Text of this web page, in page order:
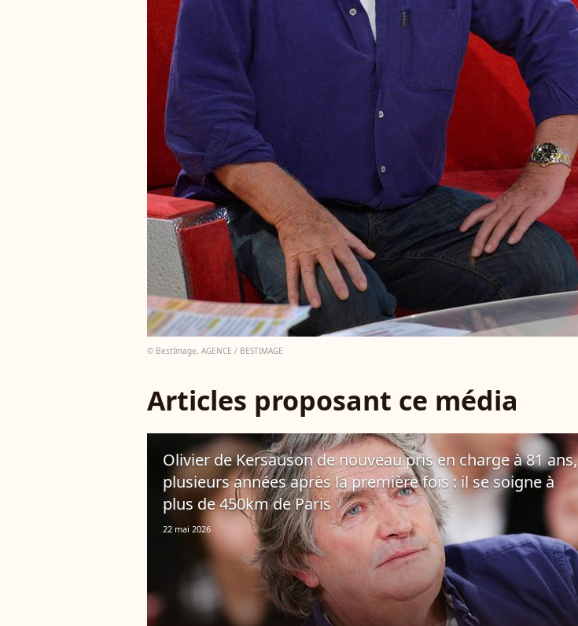
© BestImage, AGENCE / BESTIMAGE
Articles proposant ce média
Olivier de Kersauson de nouveau pris en charge à 81 ans,
plusieurs années après la première fois : il se soigne à
plus de 450km de Paris
22 mai 2026